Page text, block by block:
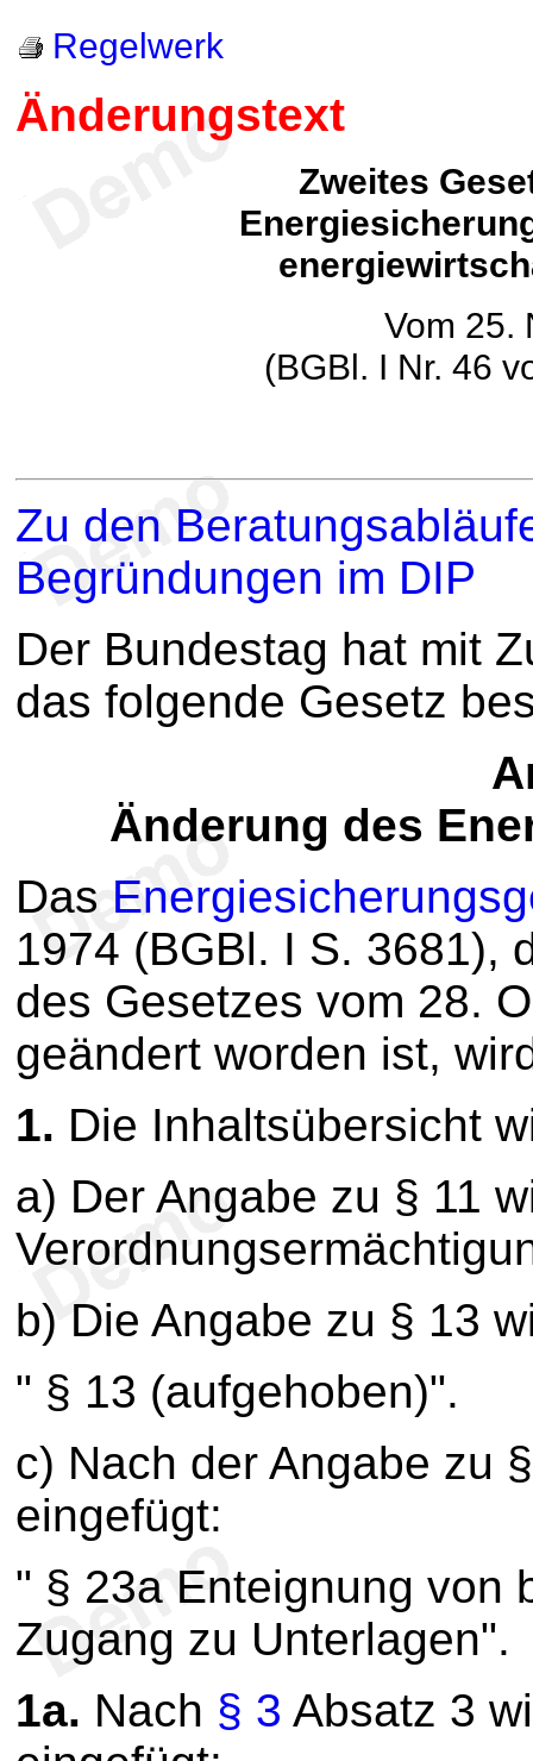
Regelwerk
Änderungstext
Zweites
Vom 25.
(BGBl. I Nr. 46
Zu den
Begründungen im DIP
Der Bundestag hat mit
das folgende Gesetz
Änderung des
Das
1974 (BGBl. I S. 3681),
des Gesetzes vom 28.
geändert worden ist,
1. Die Inhaltsübersicht
a) Der Angabe zu § 11
b) Die Angabe zu § 13
" § 13 (aufgehoben)".
c) Nach der Angabe zu
eingefügt:
" § 23a Enteignung von
Zugang zu Unterlagen".
1a. Nach § 3 Absatz 3